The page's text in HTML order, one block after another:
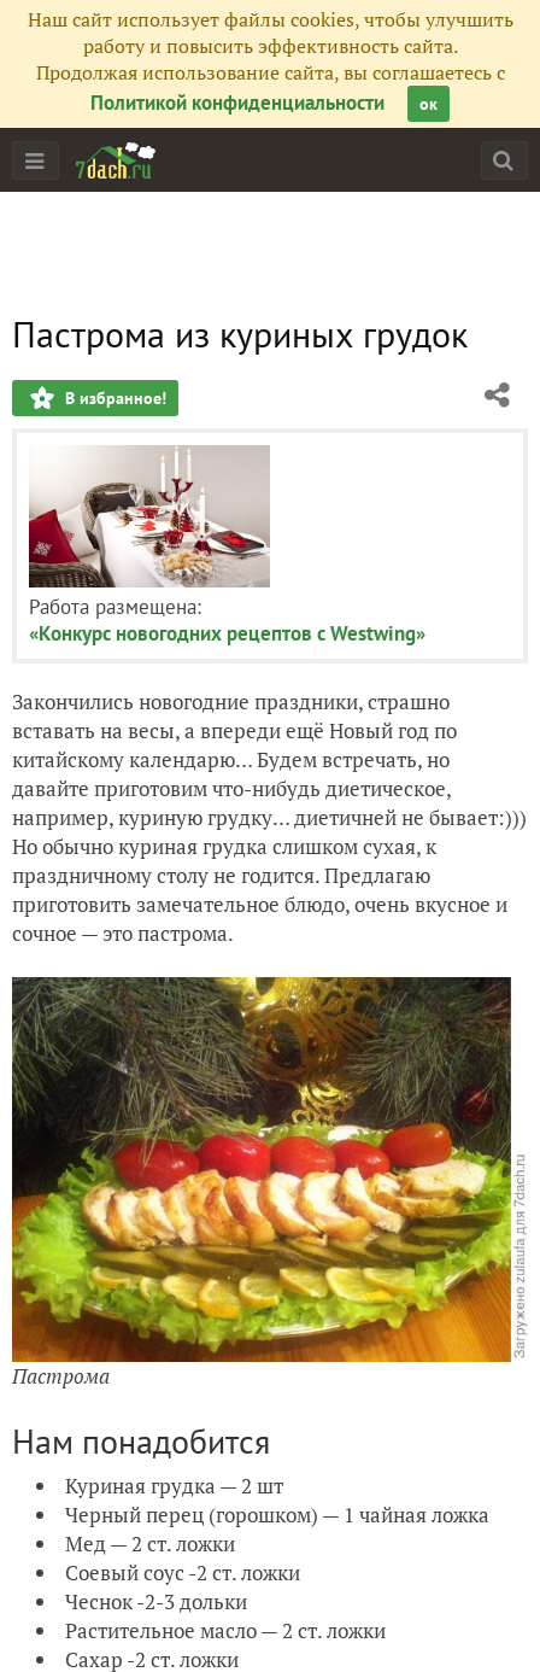
Наш сайт использует файлы cookies, чтобы улучшить
работу и повысить эффективность сайта.
Продолжая использование сайта, вы соглашаетесь с
Политикой конфиденциальности
ок
Пастрома из куриных грудок
В избранное!
Работа размещена:
«Конкурс новогодних рецептов с Westwing»
Закончились новогодние праздники, страшно
вставать на весы, а впереди ещё Новый год по
китайскому календарю… Будем встречать, но
давайте приготовим что-нибудь диетическое,
например, куриную грудку… диетичней не бывает:)))
Но обычно куриная грудка слишком сухая, к
праздничному столу не годится. Предлагаю
приготовить замечательное блюдо, очень вкусное и
сочное — это пастрома.
Пастрома
Нам понадобится
Куриная грудка — 2 шт
Черный перец (горошком) — 1 чайная ложка
Мед — 2 ст. ложки
Соевый соус -2 ст. ложки
Чеснок -2-3 дольки
Растительное масло — 2 ст. ложки
Сахар -2 ст. ложки